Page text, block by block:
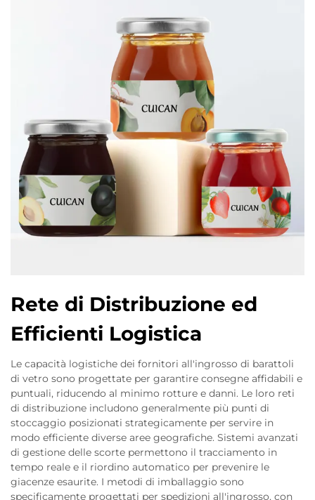
Rete di Distribuzione ed
Efficienti Logistica
Le capacità logistiche dei fornitori all'ingrosso di barattoli
di vetro sono progettate per garantire consegne affidabili e
puntuali, riducendo al minimo rotture e danni. Le loro reti
di distribuzione includono generalmente più punti di
stoccaggio posizionati strategicamente per servire in
modo efficiente diverse aree geografiche. Sistemi avanzati
di gestione delle scorte permettono il tracciamento in
tempo reale e il riordino automatico per prevenire le
giacenze esaurite. I metodi di imballaggio sono
specificamente progettati per spedizioni all'ingrosso, con